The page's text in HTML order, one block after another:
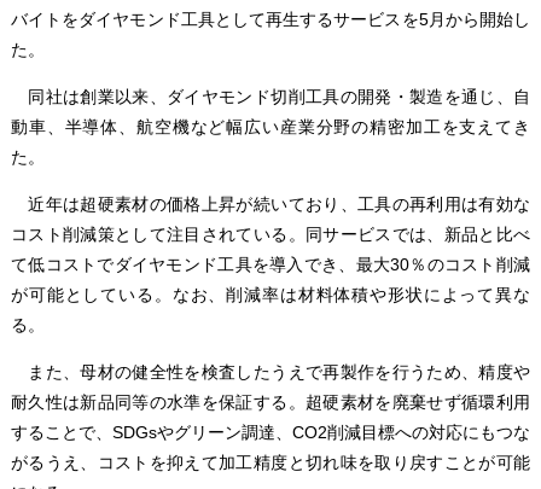
バイトをダイヤモンド工具として再生するサービスを5月から開始し
た。
同社は創業以来、ダイヤモンド切削工具の開発・製造を通じ、自
動車、半導体、航空機など幅広い産業分野の精密加工を支えてき
た。
近年は超硬素材の価格上昇が続いており、工具の再利用は有効な
コスト削減策として注目されている。同サービスでは、新品と比べ
て低コストでダイヤモンド工具を導入でき、最大30％のコスト削減
が可能としている。なお、削減率は材料体積や形状によって異な
る。
また、母材の健全性を検査したうえで再製作を行うため、精度や
耐久性は新品同等の水準を保証する。超硬素材を廃棄せず循環利用
することで、SDGsやグリーン調達、CO2削減目標への対応にもつな
がるうえ、コストを抑えて加工精度と切れ味を取り戻すことが可能